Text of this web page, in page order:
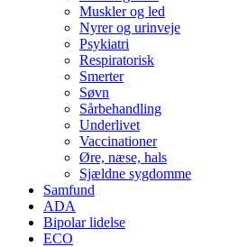
Muskler og led
Nyrer og urinveje
Psykiatri
Respiratorisk
Smerter
Søvn
Sårbehandling
Underlivet
Vaccinationer
Øre, næse, hals
Sjældne sygdomme
Samfund
ADA
Bipolar lidelse
ECO